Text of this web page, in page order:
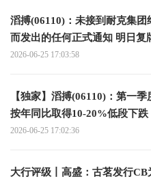
滔搏(06110)：未接到耐克集
而发出的任何正式通知 明日复
2026-06-25 17:03:58
【独家】滔搏(06110)：第一
按年同比取得10-20%低段下跌
2026-06-25 17:02:36
大行评级丨高盛：古茗发行